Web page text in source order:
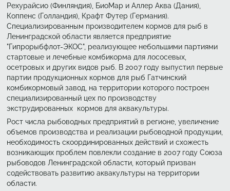
Рехурайсио (Финляндия), БиоМар и Аллер Аква (Дания),
Коппенс (Голландия), Крафт Футер (Германия).
Специализированным производителем кормов для рыб в
Ленинградской области является предприятие
"Гипрорыбфлот-ЭКОС", реализующее небольшими партиями
стартовые и лечебные комбикорма для лососевых,
осетровых и других видов рыб. В 2007 году выпустил первые
партии продукционных кормов для рыб Гатчинский
комбикормовый завод, на территории которого построен
специализированный цех по производству
экструдированных кормов для аквакультуры.
Рост числа рыбоводных предприятий в регионе, увеличение
объемов производства и реализации рыбоводной продукции,
необходимость скоординированных действий и схожесть
возникающих проблем повлекли создание в 2007 году Союза
рыбоводов Ленинградской области, который призван
содействовать развитию аквакультуры на территории
области.